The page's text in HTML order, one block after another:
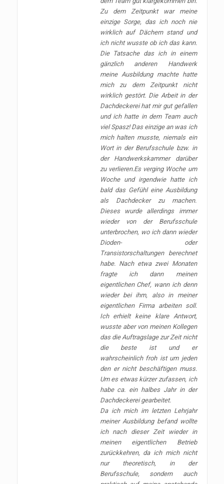
Zu dem Zeitpunkt war meine
einzige Sorge, das ich noch nie
wirklich auf Dächern stand und
ich nicht wusste ob ich das kann.
Die Tatsache das ich in einem
gänzlich anderen Handwerk
meine Ausbildung machte hatte
mich zu dem Zeitpunkt nicht
wirklich gestört. Die Arbeit in der
Dachdeckerei hat mir gut gefallen
und ich hatte in dem Team auch
viel Spasz! Das einzige an was ich
mich halten musste, niemals ein
Wort in der Berufsschule bzw. in
der Handwerkskammer darüber
zu verlieren.Es verging Woche um
Woche und irgendwie hatte ich
bald das Gefühl eine Ausbildung
als Dachdecker zu machen.
Dieses wurde allerdings immer
wieder von der Berufsschule
unterbrochen, wo ich dann wieder
Dioden- oder
Transistorschaltungen berechnet
habe. Nach etwa zwei Monaten
fragte ich dann meinen
eigentlichen Chef, wann ich denn
wieder bei ihm, also in meiner
eigentlichen Firma arbeiten soll.
Ich erhielt keine klare Antwort,
wusste aber von meinen Kollegen
das die Auftragslage zur Zeit nicht
die beste ist und er
wahrscheinlich froh ist um jeden
den er nicht beschäftigen muss.
Um es etwas kürzer zufassen, ich
habe ca. ein halbes Jahr in der
Dachdeckerei gearbeitet.
Da ich mich im letzten Lehrjahr
meiner Ausbildung befand wollte
ich nach dieser Zeit wieder in
meinen eigentlichen Betrieb
zurückkehren, da ich mich nicht
nur theoretisch, in der
Berufsschule, sondern auch